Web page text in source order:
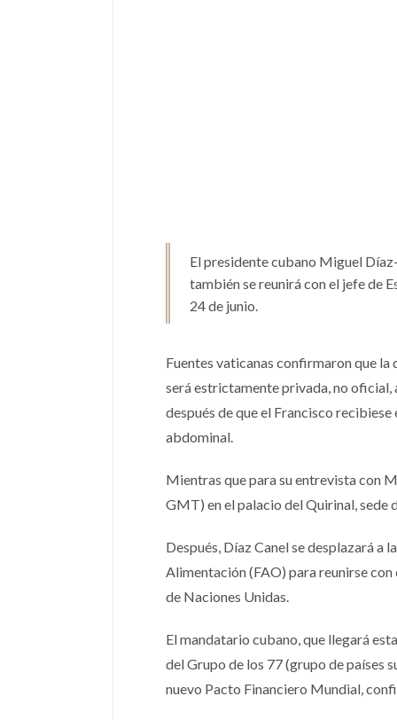
El presidente cubano Miguel
también se reunirá con el jefe de
24 de junio.
Fuentes vaticanas confirmaron que la
será estrictamente privada, no oficial,
después de que el Francisco
abdominal.
Mientras que para su entrevista con
GMT) en el palacio del Quirinal, sede
Después, Díaz Canel se desplazará a
Alimentación (FAO) para reunirse
de Naciones Unidas.
El mandatario cubano, que llegará
del Grupo de los 77 (grupo de países
nuevo Pacto Financiero Mundial,